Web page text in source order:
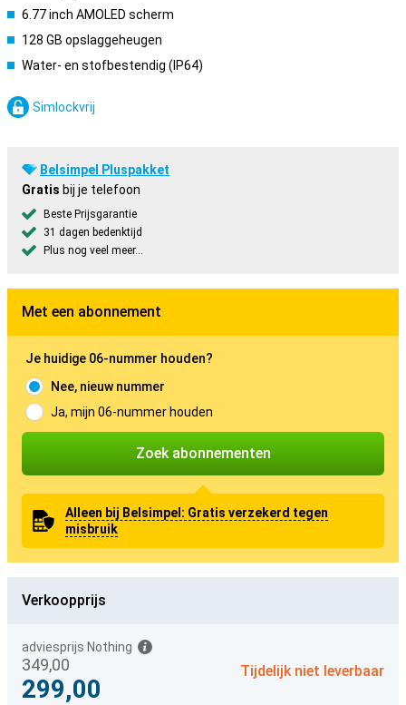
6.77 inch AMOLED scherm
128 GB opslaggeheugen
Water- en stofbestendig (IP64)
Simlockvrij
Belsimpel Pluspakket
Gratis bij je telefoon
Beste Prijsgarantie
31 dagen bedenktijd
Plus nog veel meer...
Met een abonnement
Je huidige 06-nummer houden?
Nee, nieuw nummer
Ja, mijn 06-nummer houden
Zoek abonnementen
Alleen bij Belsimpel: Gratis verzekerd tegen
misbruik
Verkoopprijs
349,00
adviesprijs Nothing
299,00
Tijdelijk niet leverbaar